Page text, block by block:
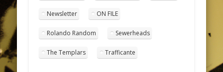
Newsletter ON FILE
Rolando Random Sewerheads
The Templars Trafficante